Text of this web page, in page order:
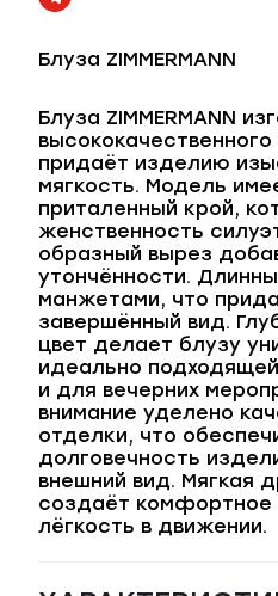
Блуза ZIMMERMANN
Блуза ZIMMERMANN
придаёт изделию
мягкость. Модель
приталенный крой,
женственность
образный вырез
утончённости.
манжетами, что
завершённый вид.
цвет делает блузу
идеально
и для вечерних
внимание уделено
отделки, что
долговечность
внешний вид. Мягкая
создаёт
лёгкость в движении.